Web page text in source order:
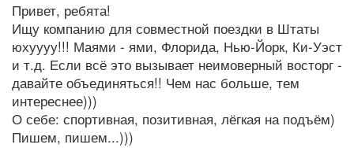
Привет, ребята!
Ищу компанию для совместной поездки в Штаты
юхуууу!!! Маями - ями, Флорида, Нью-Йорк, Ки-Уэст
и т.д. Если всё это вызывает неимоверный восторг -
давайте объединяться!! Чем нас больше, тем
интереснее)))
О себе: спортивная, позитивная, лёгкая на подъём)
Пишем, пишем...)))